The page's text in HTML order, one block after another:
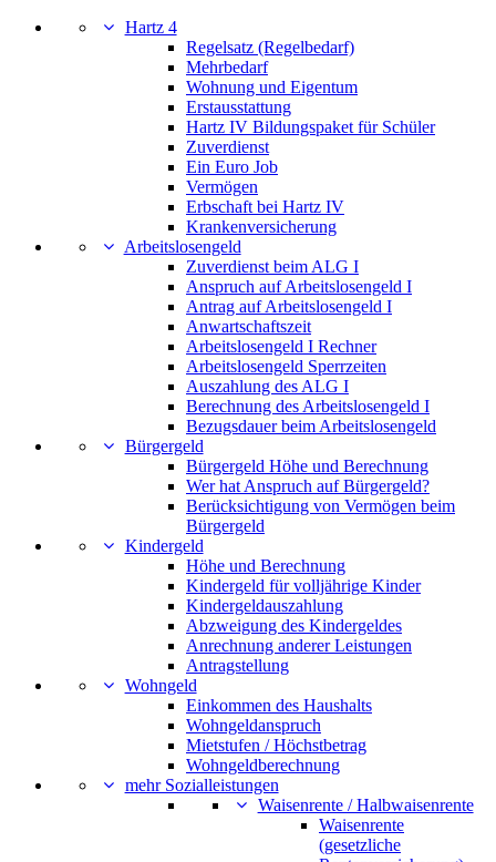
Hartz 4
Regelsatz (Regelbedarf)
Mehrbedarf
Wohnung und Eigentum
Erstausstattung
Hartz IV Bildungspaket für Schüler
Zuverdienst
Ein Euro Job
Vermögen
Erbschaft bei Hartz IV
Krankenversicherung
Arbeitslosengeld
Zuverdienst beim ALG I
Anspruch auf Arbeitslosengeld I
Antrag auf Arbeitslosengeld I
Anwartschaftszeit
Arbeitslosengeld I Rechner
Arbeitslosengeld Sperrzeiten
Auszahlung des ALG I
Berechnung des Arbeitslosengeld I
Bezugsdauer beim Arbeitslosengeld
Bürgergeld
Bürgergeld Höhe und Berechnung
Wer hat Anspruch auf Bürgergeld?
Berücksichtigung von Vermögen beim
Bürgergeld
Kindergeld
Höhe und Berechnung
Kindergeld für volljährige Kinder
Kindergeldauszahlung
Abzweigung des Kindergeldes
Anrechnung anderer Leistungen
Antragstellung
Wohngeld
Einkommen des Haushalts
Wohngeldanspruch
Mietstufen / Höchstbetrag
Wohngeldberechnung
mehr Sozialleistungen
Waisenrente / Halbwaisenrente
Waisenrente
(gesetzliche